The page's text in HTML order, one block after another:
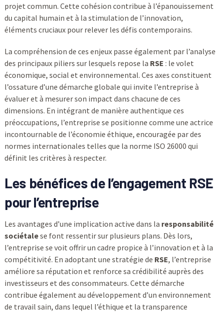
projet commun. Cette cohésion contribue à l’épanouissement
du capital humain et à la stimulation de l’innovation,
éléments cruciaux pour relever les défis contemporains.
La compréhension de ces enjeux passe également par l’analyse
des principaux piliers sur lesquels repose la RSE : le volet
économique, social et environnemental. Ces axes constituent
l’ossature d’une démarche globale qui invite l’entreprise à
évaluer et à mesurer son impact dans chacune de ces
dimensions. En intégrant de manière authentique ces
préoccupations, l’entreprise se positionne comme une actrice
incontournable de l’économie éthique, encouragée par des
normes internationales telles que la norme ISO 26000 qui
définit les critères à respecter.
Les bénéfices de l’engagement RSE
pour l’entreprise
Les avantages d’une implication active dans la responsabilité
sociétalese font ressentir sur plusieurs plans. Dès lors,
l’entreprise se voit offrir un cadre propice à l’innovation et à la
compétitivité. En adoptant une stratégie de RSE, l’entreprise
améliore sa réputation et renforce sa crédibilité auprès des
investisseurs et des consommateurs. Cette démarche
contribue également au développement d’un environnement
de travail sain, dans lequel l’éthique et la transparence